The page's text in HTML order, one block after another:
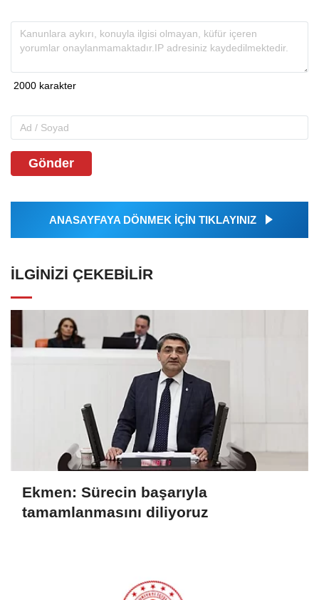
Gönder
ANASAYFAYA DÖNMEK İÇİN TIKLAYINIZ
İLGINIZI ÇEKEBILIR
Ekmen: Sürecin başarıyla
tamamlanmasını diliyoruz